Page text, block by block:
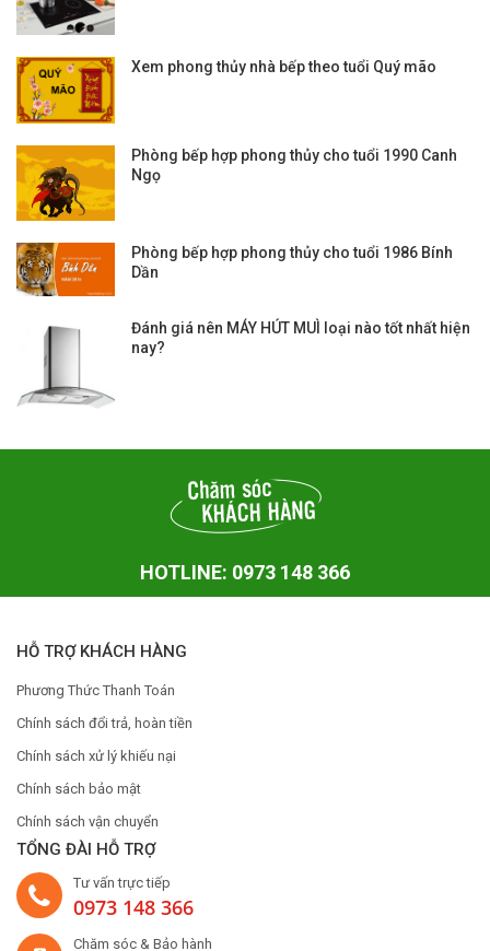
Xem phong thủy nhà bếp theo tuổi Quý mão
Phòng bếp hợp phong thủy cho tuổi 1990 Canh
Ngọ
Phòng bếp hợp phong thủy cho tuổi 1986 Bính
Dần
Đánh giá nên MÁY HÚT MUÌ loại nào tốt nhất hiện
nay?
HOTLINE: 0973 148 366
HỖ TRỢ KHÁCH HÀNG
Phương Thức Thanh Toán
Chính sách đổi trả, hoàn tiền
Chính sách xử lý khiếu nại
Chính sách bảo mật
Chính sách vận chuyển
TỔNG ĐÀI HỖ TRỢ
Tư vấn trực tiếp
0973 148 366
Chăm sóc & Bảo hành